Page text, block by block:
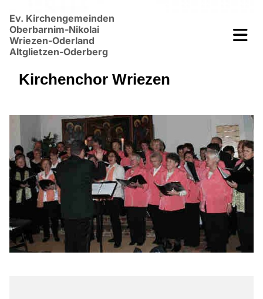
Ev. Kirchengemeinden
Oberbarnim-Nikolai
Wriezen-Oderland
Altglietzen-Oderberg
Kirchenchor Wriezen